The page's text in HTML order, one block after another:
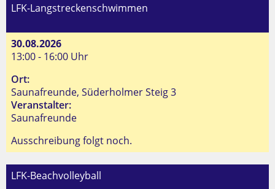
LFK-Langstreckenschwimmen
30.08.2026
13:00 - 16:00 Uhr
Ort:
Saunafreunde, Süderholmer Steig 3
Veranstalter:
Saunafreunde
Ausschreibung folgt noch.
LFK-Beachvolleyball